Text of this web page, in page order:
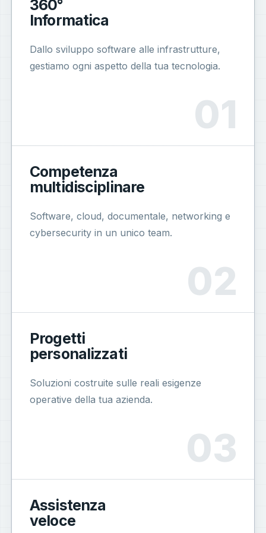
360°
Informatica
Dallo sviluppo software alle infrastrutture,
gestiamo ogni aspetto della tua tecnologia.
Competenza
multidisciplinare
Software, cloud, documentale, networking e
cybersecurity in un unico team.
Progetti
personalizzati
Soluzioni costruite sulle reali esigenze
operative della tua azienda.
Assistenza
veloce